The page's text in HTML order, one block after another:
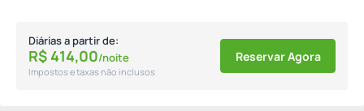
Diárias a partir de:
R$ 414,00/noite
Impostos e taxas não inclusos
Reservar Agora